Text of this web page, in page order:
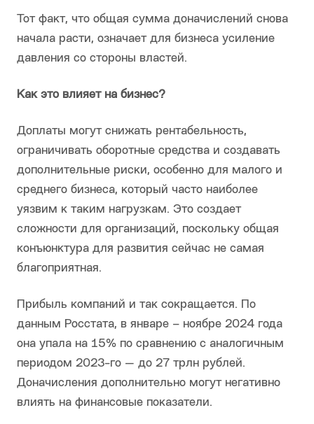
Тот факт, что общая сумма доначислений снова
начала расти, означает для бизнеса усиление
давления со стороны властей.
Как это влияет на бизнес?
Доплаты могут снижать рентабельность,
ограничивать оборотные средства и создавать
дополнительные риски, особенно для малого и
среднего бизнеса, который часто наиболее
уязвим к таким нагрузкам. Это создает
сложности для организаций, поскольку общая
конъюнктура для развития сейчас не самая
благоприятная.
Прибыль компаний и так сокращается. По
данным Росстата, в январе – ноябре 2024 года
она упала на 15% по сравнению с аналогичным
периодом 2023-го — до 27 трлн рублей.
Доначисления дополнительно могут негативно
влиять на финансовые показатели.